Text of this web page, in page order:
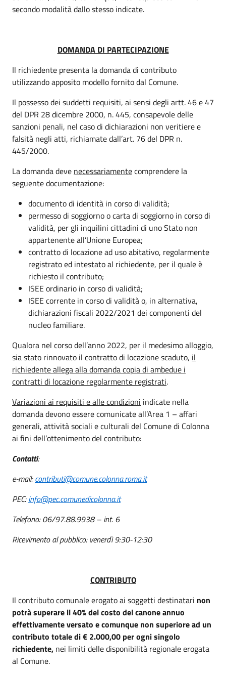
secondo modalità dallo stesso indicate.
DOMANDA DI PARTECIPAZIONE
Il richiedente presenta la domanda di contributo
utilizzando apposito modello fornito dal Comune.
Il possesso dei suddetti requisiti, ai sensi degli artt. 46 e 47
del DPR 28 dicembre 2000, n. 445, consapevole delle
sanzioni penali, nel caso di dichiarazioni non veritiere e
falsità negli atti, richiamate dall’art. 76 del DPR n.
445/2000.
La domanda deve necessariamentecomprendere la
seguente documentazione:
documento di identità in corso di validità;
permesso di soggiorno o carta di soggiorno in corso di
validità, per gli inquilini cittadini di uno Stato non
appartenente all’Unione Europea;
contratto di locazione ad uso abitativo, regolarmente
registrato ed intestato al richiedente, per il quale è
richiesto il contributo;
ISEE ordinario in corso di validità;
ISEE corrente in corso di validità o, in alternativa,
dichiarazioni fiscali 2022/2021 dei componenti del
nucleo familiare.
Qualora nel corso dell’anno 2022, per il medesimo alloggio,
sia stato rinnovato il contratto di locazione scaduto, il
richiedente allega alla domanda copia di ambedue i
contratti di locazione regolarmente registrati.
Variazioni ai requisiti e alle condizioni indicate nella
domanda devono essere comunicate all’Area 1 – affari
generali, attività sociali e culturali del Comune di Colonna
ai fini dell’ottenimento del contributo:
Contatti:
e-mail:contributi@comune.colonna.roma.it
PEC:info@pec.comunedicolonna.it
Telefono: 06/97.88.9938 – int. 6
Ricevimento al pubblico: venerdì 9:30-12:30
CONTRIBUTO
Il contributo comunale erogato ai soggetti destinatari non
potrà superare il 40% del costo del canone annuo
effettivamente versato e comunque non superiore ad un
contributo totale di € 2.000,00 per ogni singolo
richiedente, nei limiti delle disponibilità regionale erogata
al Comune.